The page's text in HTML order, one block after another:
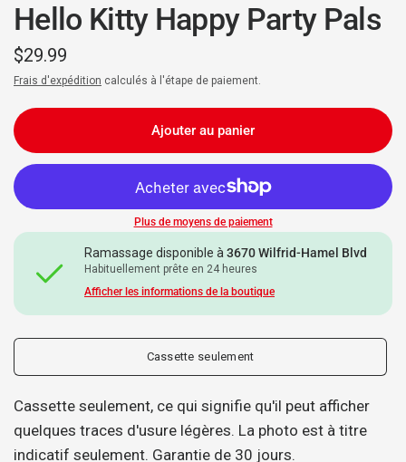
Hello Kitty Happy Party Pals
$29.99
Frais d'expédition calculés à l'étape de paiement.
Ajouter au panier
Plus de moyens de paiement
Ramassage disponible à3670 Wilfrid-Hamel Blvd
Habituellement prête en 24 heures
Afficher les informations de la boutique
Cassette seulement
Cassette seulement, ce qui signifie qu'il peut afficher
quelques traces d'usure légères. La photo est à titre
indicatif seulement. Garantie de 30 jours.